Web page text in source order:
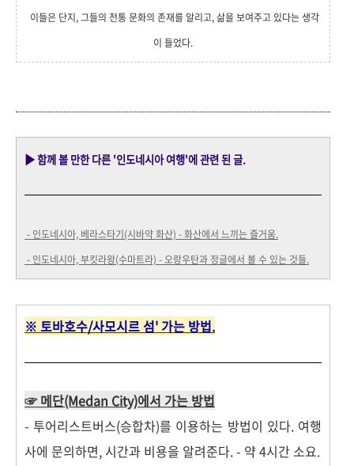
이들은 단지, 그들의 전통 문화의 존재를 알리고, 삶을 보여주고 있다는 생각
이 들었다.
▶ 함께 볼 만한 다른 '인도네시아 여행'에 관련 된 글.
- 인도네시아, 베라스타기(시바약 화산) - 화산에서 느끼는 즐거움.
- 인도네시아, 부킷라왕(수마트라) - 오랑우탄과 정글에서 볼 수 있는 것들.
※ 토바호수/사모시르 섬' 가는 방법.
☞ 메단(Medan City)에서 가는 방법
- 투어리스트버스(승합차)를 이용하는 방법이 있다. 여행
사에 문의하면, 시간과 비용을 알려준다. - 약 4시간 소요.